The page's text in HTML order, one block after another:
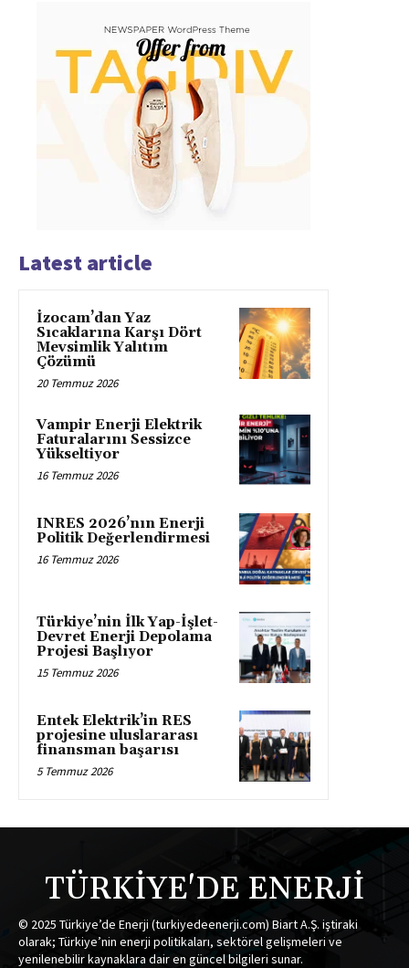
Latest article
İzocam’dan Yaz
Sıcaklarına Karşı Dört
Mevsimlik Yalıtım
Çözümü
20 Temmuz 2026
Vampir Enerji Elektrik
Faturalarını Sessizce
Yükseltiyor
16 Temmuz 2026
INRES 2026’nın Enerji
Politik Değerlendirmesi
16 Temmuz 2026
Türkiye’nin İlk Yap-İşlet-
Devret Enerji Depolama
Projesi Başlıyor
15 Temmuz 2026
Entek Elektrik’in RES
projesine uluslararası
finansman başarısı
5 Temmuz 2026
TÜRKİYE'DE ENERJİ
© 2025 Türkiye’de Enerji (turkiyedeenerji.com) Biart A.Ş. iştiraki
olarak; Türkiye’nin enerji politikaları, sektörel gelişmeleri ve
yenilenebilir kaynaklara dair en güncel bilgileri sunar.